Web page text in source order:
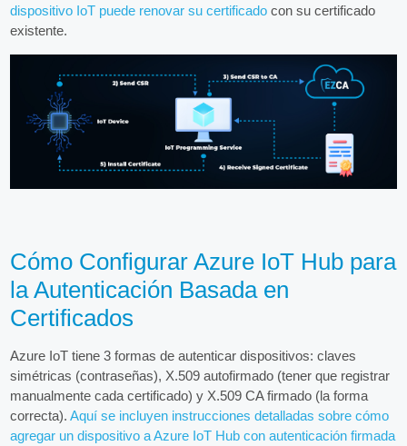
dispositivo IoT puede renovar su certificado con su certificado
existente.
Cómo Configurar Azure IoT Hub para
la Autenticación Basada en
Certificados
Azure IoT tiene 3 formas de autenticar dispositivos: claves
simétricas (contraseñas), X.509 autofirmado (tener que registrar
manualmente cada certificado) y X.509 CA firmado (la forma
correcta).Aquí se incluyen instrucciones detalladas sobre cómo
agregar un dispositivo a Azure IoT Hub con autenticación firmada